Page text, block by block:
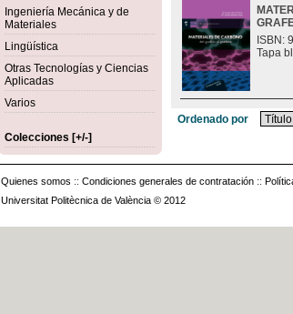
Ingeniería Mecánica y de
Materiales
Lingüística
Otras Tecnologías y Ciencias
Aplicadas
Varios
Colecciones [+/-]
ISBN:
Tapa
Ordenado por
Quienes somos :: Condiciones generales de contratación ::
Universitat Politècnica de València © 2012